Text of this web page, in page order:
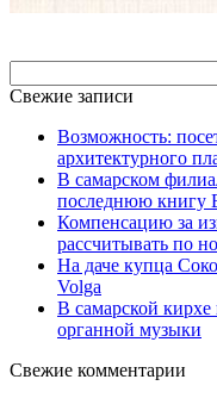
Свежие записи
Возможность:
архитектурного
В самарском
последнюю книгу
Компенсацию за
рассчитывать по
На даче купца
Volga
В самарской кирхе
органной музыки
Свежие комментарии